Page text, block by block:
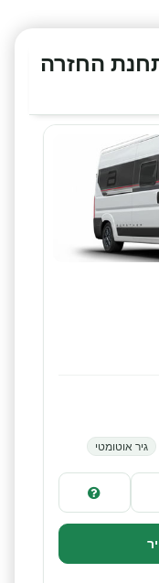
החזרה
גיר אוטומטי